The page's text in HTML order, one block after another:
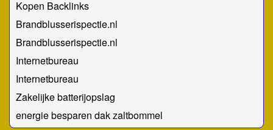
Kopen Backlinks
Brandblusserispectie.nl
Brandblusserispectie.nl
Internetbureau
Internetbureau
Zakelijke batterijopslag
energie besparen dak zaltbommel